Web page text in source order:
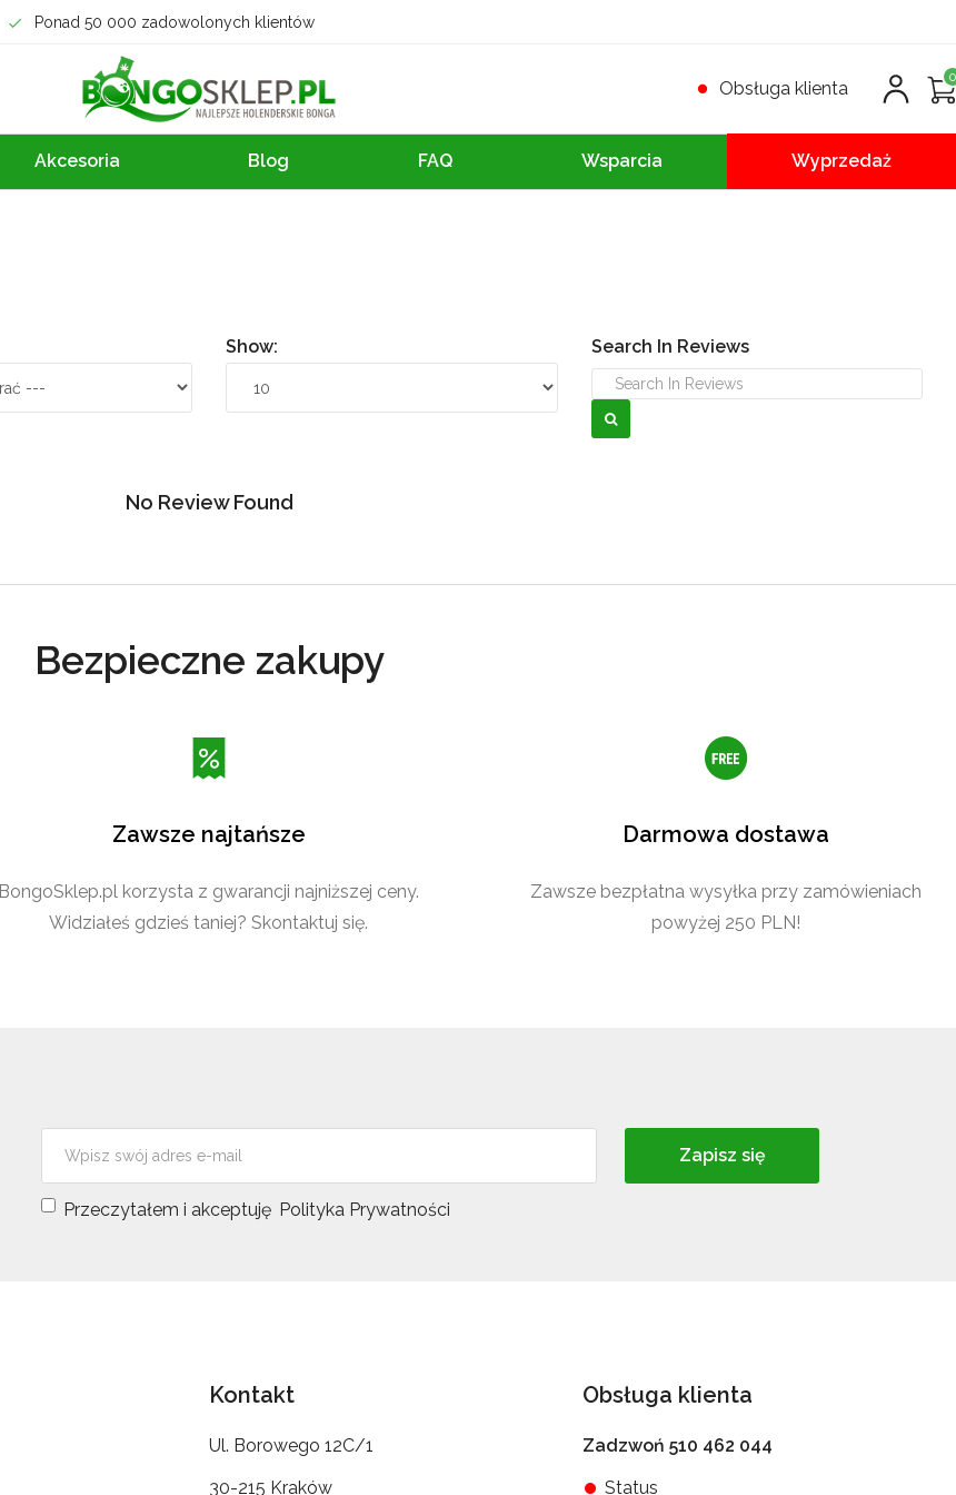
Ponad 50 000 zadowolonych klientów
Obsługa klienta
Akcesoria Blog FAQ Wsparcia Wyprzedaż
Show: Search In Reviews
No Review Found
Bezpieczne zakupy
Zawsze najtańsze
BongoSklep.pl korzysta z gwarancji najniższej ceny.
Widziałeś gdzieś taniej? Skontaktuj się.
Darmowa dostawa
Zawsze bezpłatna wysyłka przy zamówieniach
powyżej 250 PLN!
Zapisz się
Przeczytałem i akceptuję Polityka Prywatności
Kontakt
Ul. Borowego 12C/1
30-215 Kraków
Obsługa klienta
Zadzwoń 510 462 044
Status